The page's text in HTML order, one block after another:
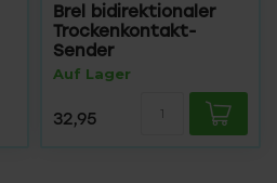
Brel bidirektionaler
Trockenkontakt-
Sender
Auf Lager
32,95